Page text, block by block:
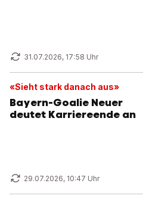
31.07.2026, 17:58 Uhr
«Sieht stark danach aus»
Bayern-Goalie Neuer
deutet Karriereende an
29.07.2026, 10:47 Uhr